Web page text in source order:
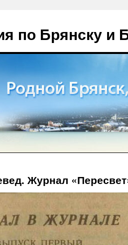
по Брянску и
Журнал